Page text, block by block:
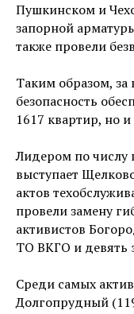
Пушкинском и
запорной
также провели
Таким образом, за
безопасность
1617 квартир, но
Лидером по числу
выступает
актов
провели замену
активистов
ТО ВКГО и девять
Среди самых
Долгопрудный